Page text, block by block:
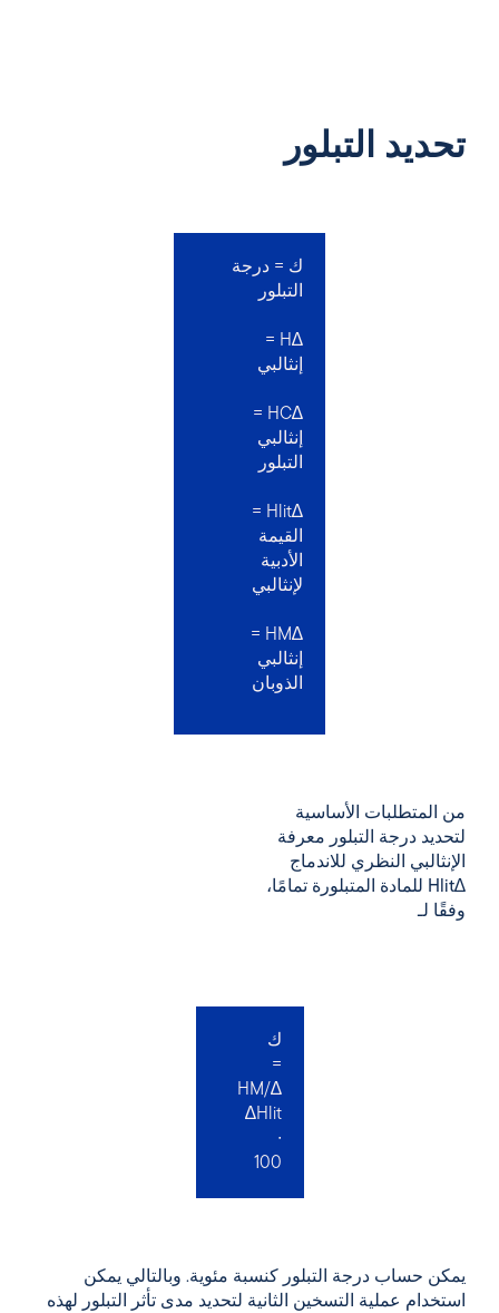
تحديد التبلور
ك = درجة
التبلور
∆H =
إنثالبي
∆HC =
إنثالبي
التبلور
∆Hlit =
القيمة
الأدبية
لإنثالبي
∆HM =
إنثالبي
الذوبان
من المتطلبات الأساسية
لتحديد درجة التبلور
معرفة
الإنثالبي
النظري للاندماج
∆Hlit
للمادة المتبلورة تمامًا،
وفقًا لـ
ك
=
∆HM/
∆Hlit
∙
100
يمكن حساب درجة التبلور كنسبة مئوية. وبالتالي يمكن
استخدام عملية التسخين الثانية لتحديد مدى تأثر التبلور لهذه